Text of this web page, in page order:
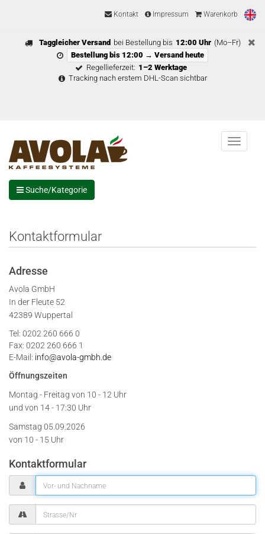
Kontakt Impressum Warenkorb
Taggleicher Versand bei Bestellung bis 12:00 Uhr (Mo–Fr)
Bestellung bis 12:00 → Versand heute
Regellieferzeit: 1–2 Werktage
Tracking nach erstem DHL-Scan sichtbar
Menu
Suche/Kategorie
Kontaktformular
Adresse
Avola GmbH
In der Fleute 52
42389 Wuppertal
Tel: 0202 260 666 0
Fax: 0202 260 666 1
E-Mail: info@avola-gmbh.de
Öffnungszeiten
Montag - Freitag von 10 - 12 Uhr
und von 14 - 17:30 Uhr
Samstag 05.09.2026
von 10 - 15 Uhr
Kontaktformular